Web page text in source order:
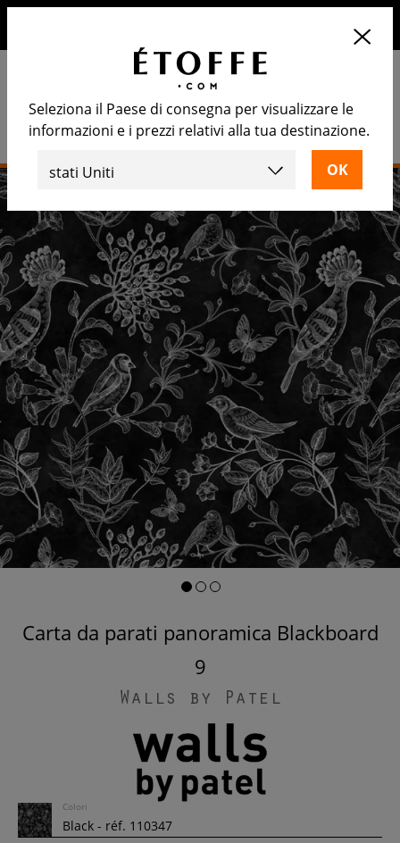
Carta da parati panoramica Blackboard
9
Walls by Patel
Colori
Seleziona il Paese di consegna per visualizzare le
informazioni e i prezzi relativi alla tua destinazione.